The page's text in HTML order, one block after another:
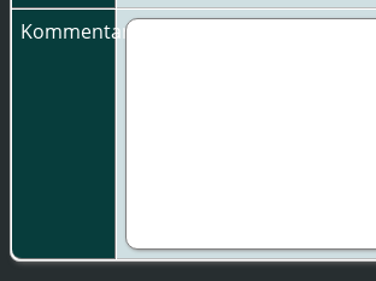
Kommentarer: